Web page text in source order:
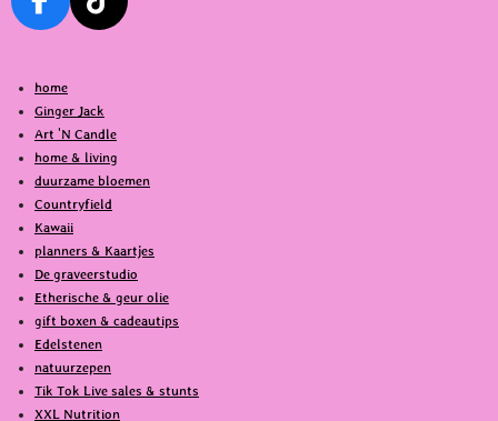
F
e
b
o
o
k
T
o
k
home
Ginger Jack
Art 'N Candle
home & living
duurzame bloemen
Countryfield
Kawaii
planners & Kaartjes
De graveerstudio
Etherische & geur olie
gift boxen & cadeautips
Edelstenen
natuurzepen
Tik Tok Live sales & stunts
XXL Nutrition